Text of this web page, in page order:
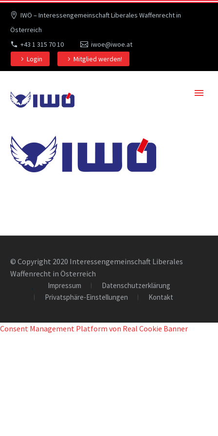
IWÖ – Interessengemeinschaft Liberales Waffenrecht in
Österreich
+43 1 315 70 10
iwoe@iwoe.at
Login
Mitglied werden!
© Copyright 2020 Interessengemeinschaft Liberales
Waffenrecht in Österreich
Impressum
Datenschutzerklärung
Privatsphäre-Einstellungen
Kontakt
Consent Management Platform von Real Cookie Banner